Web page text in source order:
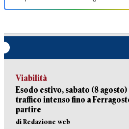
Viabilità
Esodo estivo, sabato (8
traffico intenso fino a
partire
di Redazione web